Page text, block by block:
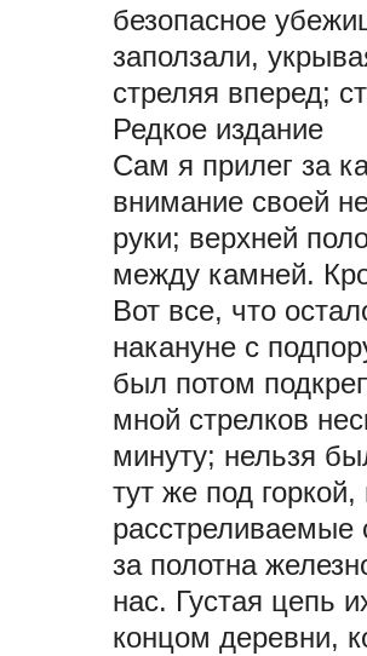
безопасное
заползали,
стреляя вперед;
Редкое издание
Сам я прилег за
внимание своей
руки; верхней
между камней.
Вот все, что
накануне с
был потом
мной стрелков
минуту; нельзя
тут же под
расстреливаемые
за полотна
нас. Густая цепь
концом деревни,